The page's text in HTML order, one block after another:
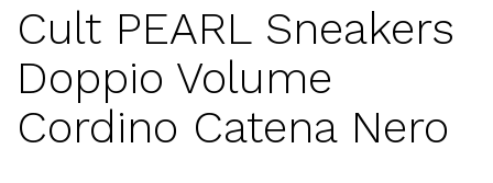
Cult PEARL Sneakers
Doppio Volume
Cordino Catena Nero